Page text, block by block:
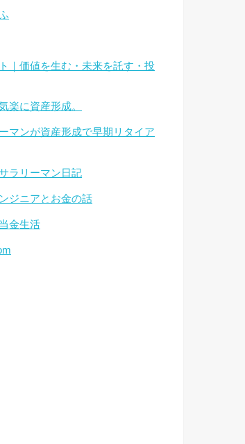
｜価値を生む・未来を託す・投
楽に資産形成。
マンが資産形成で早期リタイア
ラリーマン日記
ジニアとお金の話
金生活